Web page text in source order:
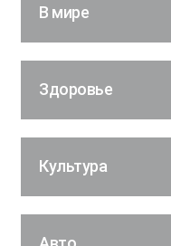
В мире
Здоровье
Культура